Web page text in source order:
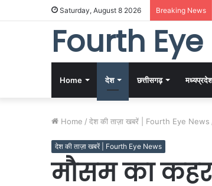
Saturday, August 8 2026 Breaking News
Fourth
Home देश छत्तीसगढ़ मध्यप्रदेश
Home / देश की ताज़ा खबरें | Fourth Eye News
देश की ताज़ा खबरें | Fourth Eye News
मौसम का